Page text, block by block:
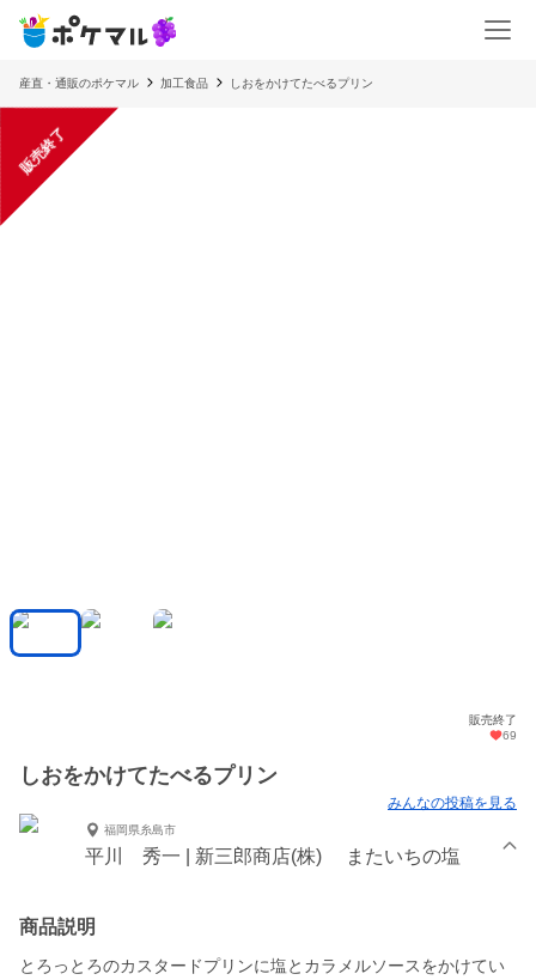
産直・通販のポケマル 加工食品 しおをかけてたべるプリン
販売終了
販売終了
69
しおをかけてたべるプリン
みんなの投稿を見る
福岡県糸島市
平川 秀一 | 新三郎商店(株) またいちの塩
商品説明
とろっとろのカスタードプリンに塩とカラメルソースをかけてい